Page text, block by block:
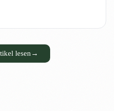
lesen →